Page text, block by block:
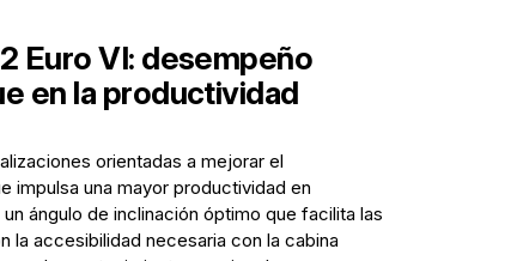
Euro VI: desempeño
en la productividad
orientadas a mejorar el
impulsa una mayor productividad en
ángulo de inclinación óptimo que facilita las
la accesibilidad necesaria con la cabina